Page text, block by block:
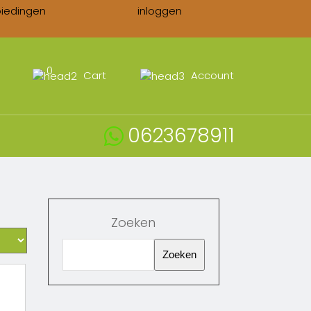
inloggen
Cart
0 Account
0623678911
Zoeken
Zoeken